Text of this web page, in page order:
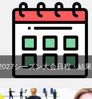
シーズン大会日程・結果